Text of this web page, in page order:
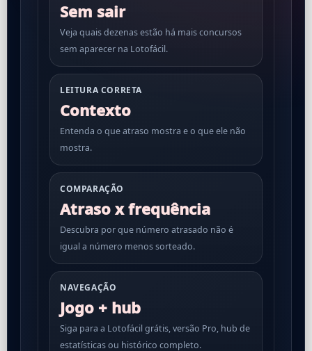
Sem sair
Veja quais dezenas estão há mais concursos
sem aparecer na Lotofácil.
LEITURA CORRETA
Contexto
Entenda o que atraso mostra e o que ele não
mostra.
COMPARAÇÃO
Atraso x frequência
Descubra por que número atrasado não é
igual a número menos sorteado.
NAVEGAÇÃO
Jogo + hub
Siga para a Lotofácil grátis, versão Pro, hub de
estatísticas ou histórico completo.